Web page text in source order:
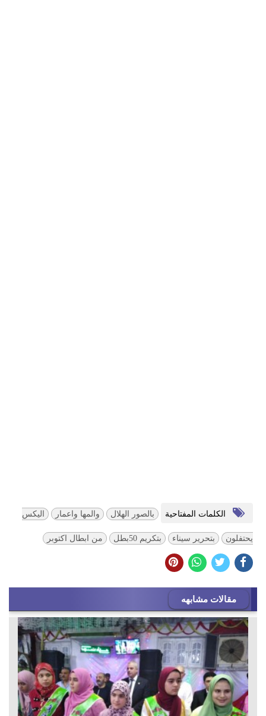
الكلمات المفتاحية بالصور الهلال والمها واعمار اليكس
يحتفلون بتحرير سيناء بتكريم 50بطل من ابطال اكتوبر
مقالات مشابهه